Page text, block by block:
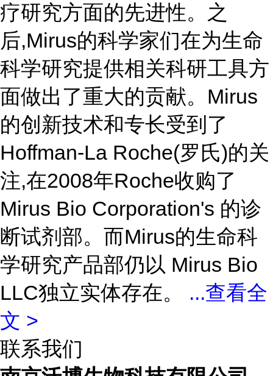
疗研究方面的先进性。之
后,Mirus的科学家们在为生命
科学研究提供相关科研工具方
面做出了重大的贡献。Mirus
的创新技术和专长受到了
Hoffman-La Roche(罗氏)的关
注,在2008年Roche收购了
Mirus Bio Corporation's 的诊
断试剂部。而Mirus的生命科
学研究产品部仍以 Mirus Bio
LLC独立实体存在。 ...查看全
文 >
联系我们